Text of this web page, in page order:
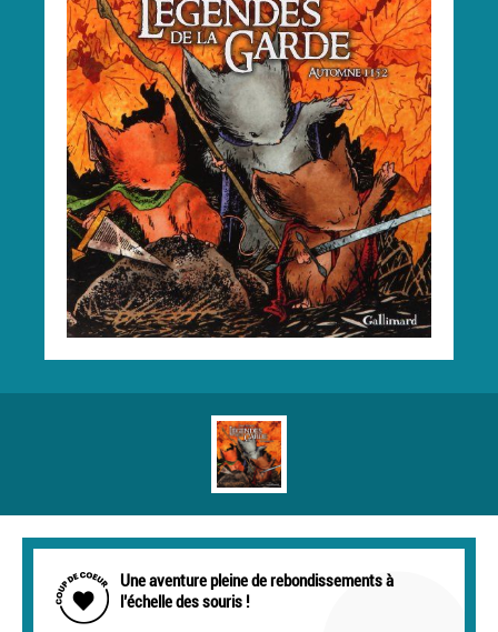
Une aventure pleine de rebondissements à
l’échelle des souris !